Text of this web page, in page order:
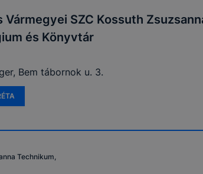
Vármegyei SZC Kossuth
és Könyvtár
Bem tábornok u. 3.
Technikum,